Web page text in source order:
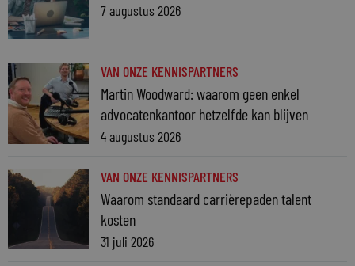
7 augustus 2026
VAN ONZE KENNISPARTNERS
Martin Woodward: waarom geen enkel
advocatenkantoor hetzelfde kan blijven
4 augustus 2026
VAN ONZE KENNISPARTNERS
Waarom standaard carrièrepaden talent
kosten
31 juli 2026